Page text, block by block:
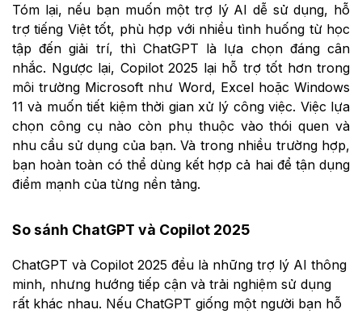
Tóm lại, nếu bạn muốn một trợ lý AI dễ sử dụng, hỗ
trợ tiếng Việt tốt, phù hợp với nhiều tình huống từ học
tập đến giải trí, thì ChatGPT là lựa chọn đáng cân
nhắc. Ngược lại, Copilot 2025 lại hỗ trợ tốt hơn trong
môi trường Microsoft như Word, Excel hoặc Windows
11 và muốn tiết kiệm thời gian xử lý công việc. Việc lựa
chọn công cụ nào còn phụ thuộc vào thói quen và
nhu cầu sử dụng của bạn. Và trong nhiều trường hợp,
bạn hoàn toàn có thể dùng kết hợp cả hai để tận dụng
điểm mạnh của từng nền tảng.
So sánh ChatGPT và Copilot 2025
ChatGPT và Copilot 2025 đều là những trợ lý AI thông
minh, nhưng hướng tiếp cận và trải nghiệm sử dụng
rất khác nhau. Nếu ChatGPT giống một người bạn hỗ